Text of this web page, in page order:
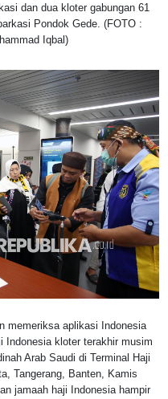
dan dua kloter gabungan 61
Pondok Gede. (FOTO :
Iqbal)
memeriksa aplikasi Indonesia
Indonesia kloter terakhir musim
Arab Saudi di Terminal Haji
Tangerang, Banten, Kamis
jamaah haji Indonesia hampir